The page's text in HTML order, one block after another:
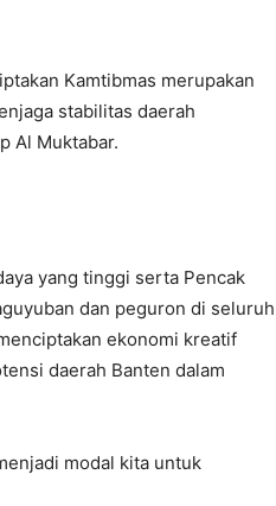
Kamtibmas merupakan
stabilitas daerah
Al Muktabar.
yang tinggi serta Pencak
dan peguron di seluruh
ekonomi kreatif
daerah Banten dalam
modal kita untuk